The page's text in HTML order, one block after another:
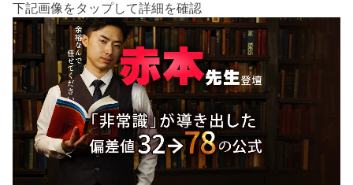
下記画像をタップして詳細を確認